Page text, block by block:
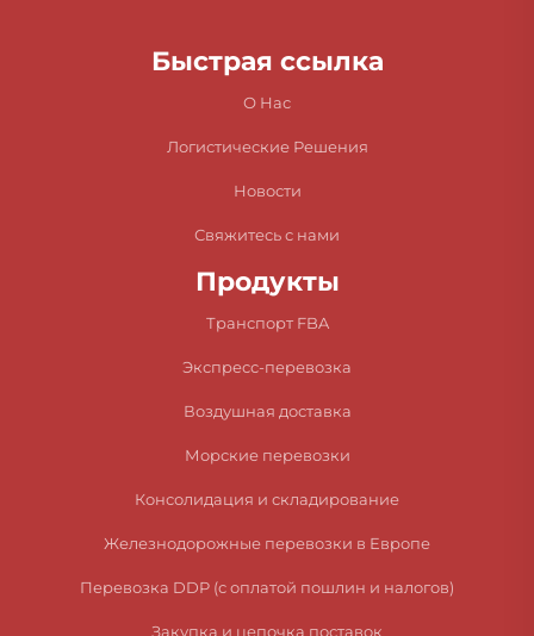
Быстрая ссылка
О Нас
Логистические Решения
Новости
Свяжитесь с нами
Продукты
Транспорт FBA
Экспресс-перевозка
Воздушная доставка
Морские перевозки
Консолидация и складирование
Железнодорожные перевозки в Европе
Перевозка DDP (с оплатой пошлин и налогов)
Закупка и цепочка поставок